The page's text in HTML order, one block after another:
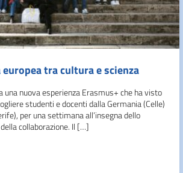
tra cultura e scienza
una nuova esperienza Erasmus+ che ha visto
studenti e docenti dalla Germania (Celle)
per una settimana all’insegna dello
collaborazione. Il […]